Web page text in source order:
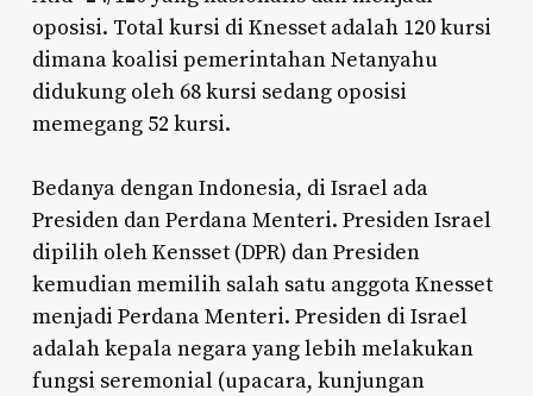
oposisi. Total kursi di Knesset adalah 120 kursi
dimana koalisi pemerintahan Netanyahu
didukung oleh 68 kursi sedang oposisi
memegang 52 kursi.
Bedanya dengan Indonesia, di Israel ada
Presiden dan Perdana Menteri. Presiden Israel
dipilih oleh Kensset (DPR) dan Presiden
kemudian memilih salah satu anggota Knesset
menjadi Perdana Menteri. Presiden di Israel
adalah kepala negara yang lebih melakukan
fungsi seremonial (upacara, kunjungan